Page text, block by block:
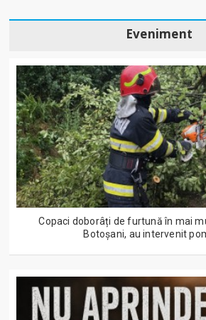
Eveniment
Copaci doborâți de furtună în mai
Botoșani, au intervenit